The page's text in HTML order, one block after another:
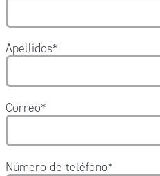
Apellidos*
Correo*
Número de teléfono*